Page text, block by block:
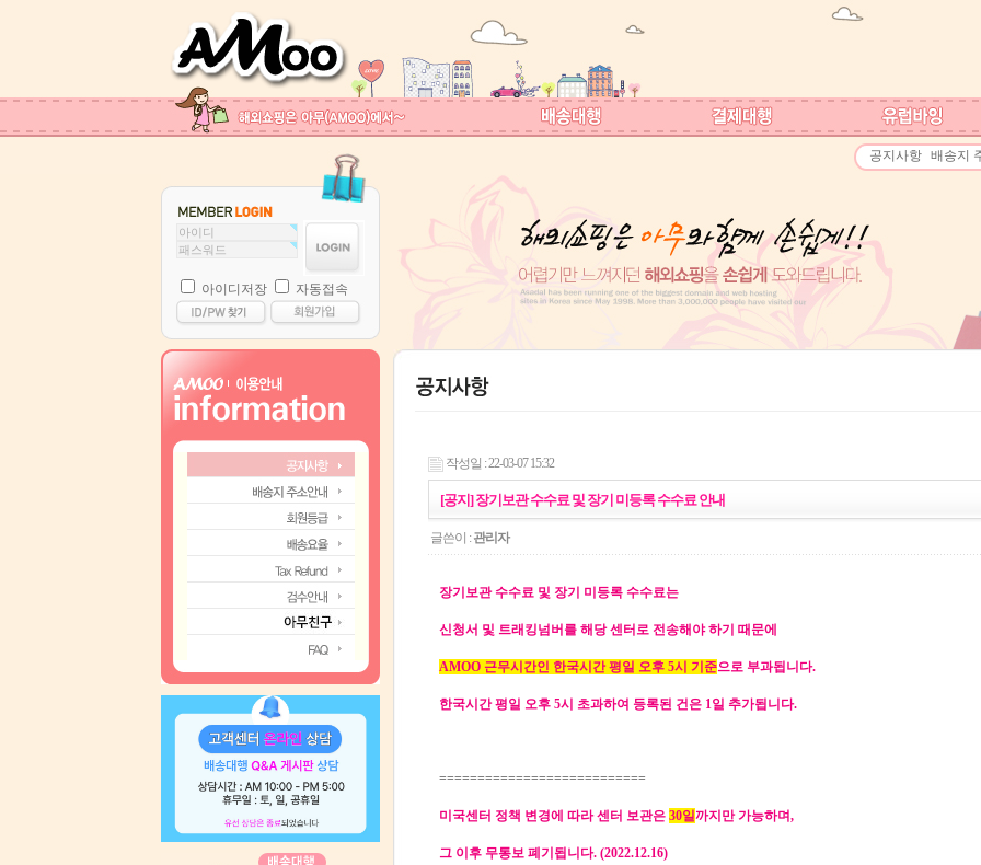
공지사항 배송지
아이디저장 자동접속
작성일 : 22-03-07 15:32
[공지] 장기보관 수수료 및 장기 미등록 수수료 안내
글쓴이 : 관리자
장기보관 수수료 및 장기 미등록 수수료는
신청서 및 트래킹넘버를 해당 센터로 전송해야 하기 때문에
AMOO 근무시간인 한국시간 평일 오후 5시 기준으로 부과됩니다.
한국시간 평일 오후 5시 초과하여 등록된 건은 1일 추가됩니다.
===========================
미국센터 정책 변경에 따라 센터 보관은 30일까지만 가능하며,
그 이후 무통보 폐기됩니다. (2022.12.16)